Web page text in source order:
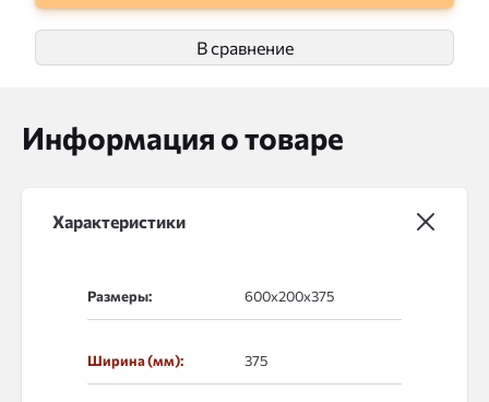
В сравнение
Информация о товаре
Характеристики
Размеры:
Ширина (мм): 375